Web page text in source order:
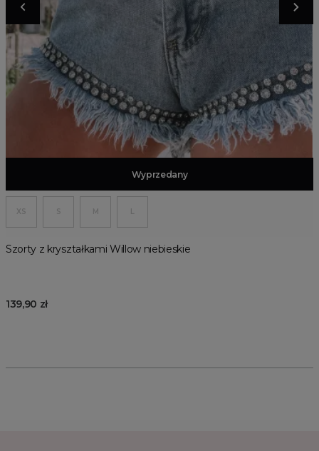
Dodaj do koszyka
Wyprzedany
XS S M L
Szorty z kryształkami Willow niebieskie
139,90 zł